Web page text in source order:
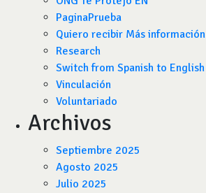
PaginaPrueba
Quiero recibir Más información
Research
Switch from Spanish to English
Vinculación
Voluntariado
Archivos
Septiembre 2025
Agosto 2025
Julio 2025